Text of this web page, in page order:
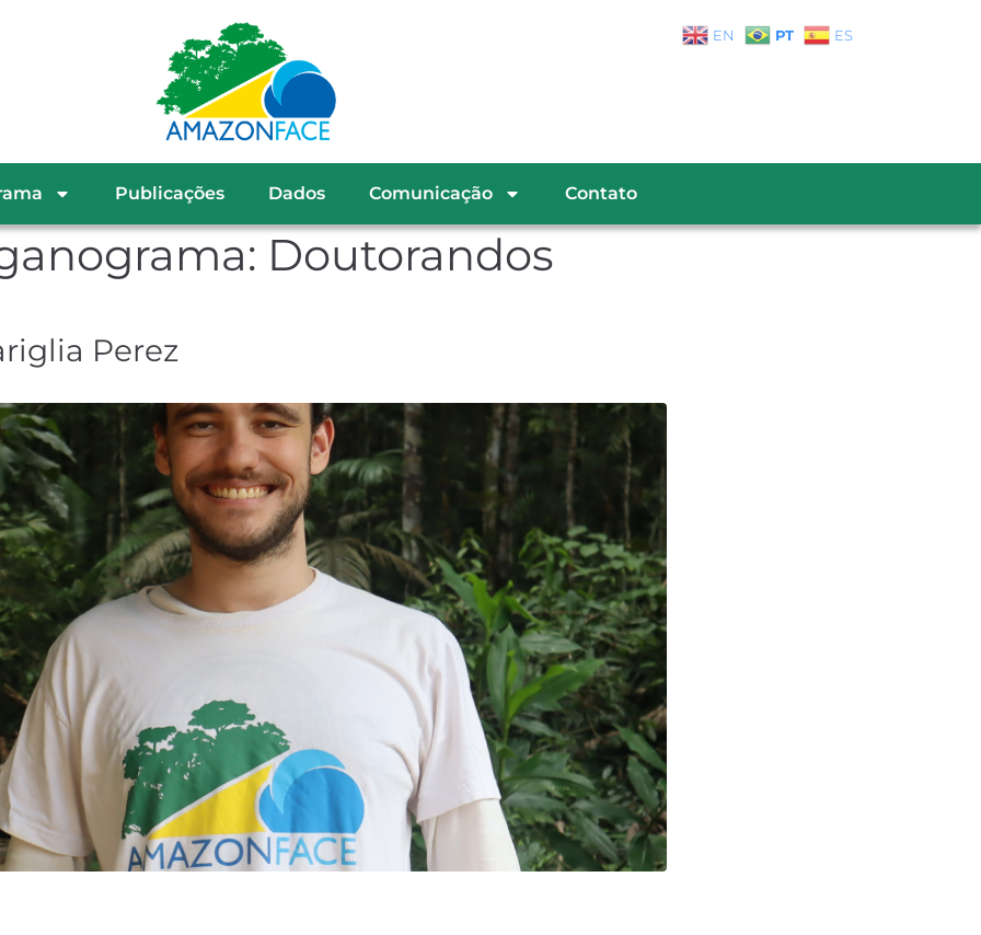
EN PT ES
Publicações Dados Comunicação Contato
Doutorandos
Perez